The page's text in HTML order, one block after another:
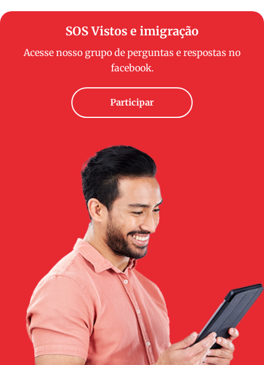
SOS Vistos e imigração
Acesse nosso grupo de perguntas e respostas no
facebook.
Participar